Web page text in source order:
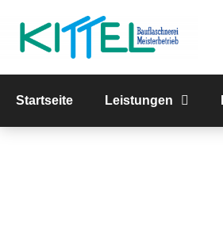
Startseite Leistungen